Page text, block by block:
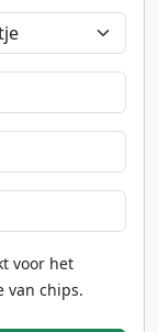
voor het
van chips.